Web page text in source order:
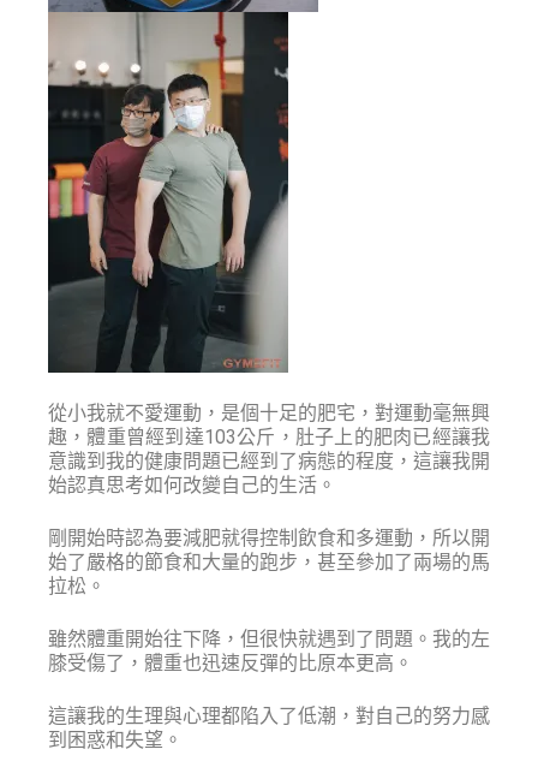
從小我就不愛運動，是個十足的肥宅，對運動毫無興
趣，體重曾經到達103公斤，肚子上的肥肉已經讓我
意識到我的健康問題已經到了病態的程度，這讓我開
始認真思考如何改變自己的生活。
剛開始時認為要減肥就得控制飲食和多運動，所以開
始了嚴格的節食和大量的跑步，甚至參加了兩場的馬
拉松。
雖然體重開始往下降，但很快就遇到了問題。我的左
膝受傷了，體重也迅速反彈的比原本更高。
這讓我的生理與心理都陷入了低潮，對自己的努力感
到困惑和失望 。